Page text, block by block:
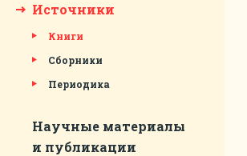
Источники
Книги
Сборники
Периодика
Научные материалы
и публикации